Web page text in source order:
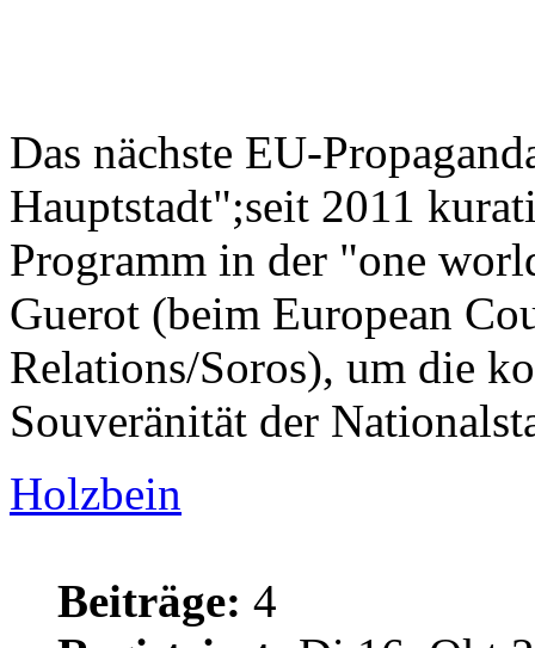
Das nächste EU-
Hauptstadt";seit 2011
Programm in der "one
Guerot (beim European
Relations/Soros), um die
Souveränität der
Holzbein
Beiträge: 4